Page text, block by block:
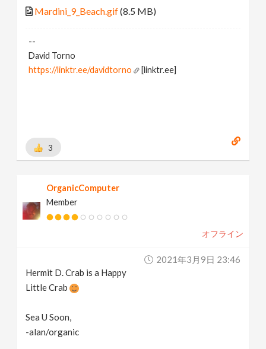
Mardini_9_Beach.gif(8.5 MB)
--
David Torno
https://linktr.ee/davidtorno
[linktr.ee]
3
OrganicComputer
Member
オフライン
2021年3月9日 23:46
Hermit D. Crab is a Happy
Little Crab
Sea U Soon,
-alan/organic